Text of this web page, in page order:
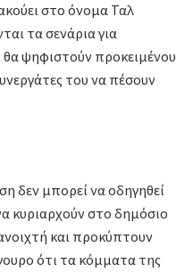
στο όνομα Ταλ
τα σενάρια για
θα ψηφιστούν προκειμένου
του να πέσουν
δεν μπορεί να οδηγηθεί
κυριαρχούν στο δημόσιο
και προκύπτουν
ότι τα κόμματα της